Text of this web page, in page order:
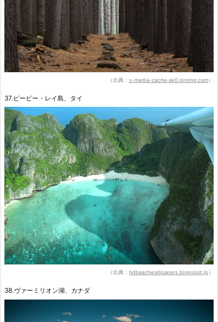
（出典： s-media-cache-ak0.pinimg.com）
37.ピーピー・レイ島、タイ
（出典： hdbeachwallpapers.blogspot.jp ）
38.ヴァーミリオン湖、カナダ